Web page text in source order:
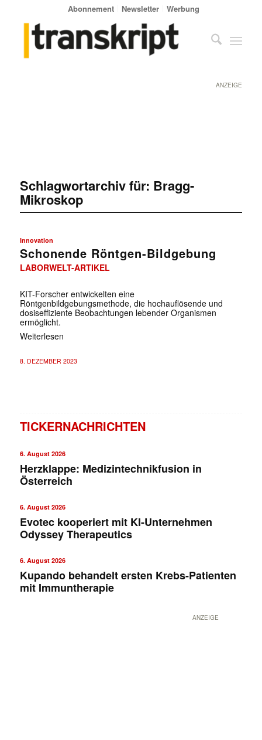
Abonnement Newsletter Werbung
ANZEIGE
Schlagwortarchiv für: Bragg-
Mikroskop
Innovation
Schonende Röntgen-Bildgebung
LABORWELT-ARTIKEL
KIT-Forscher entwickelten eine
Röntgenbildgebungsmethode, die hochauflösende und
dosiseffiziente Beobachtungen lebender Organismen
ermöglicht.
Weiterlesen
8. DEZEMBER 2023
TICKERNACHRICHTEN
6. August 2026
Herzklappe: Medizintechnikfusion in
Österreich
6. August 2026
Evotec kooperiert mit KI-Unternehmen
Odyssey Therapeutics
6. August 2026
Kupando behandelt ersten Krebs-Patienten
mit Immuntherapie
ANZEIGE